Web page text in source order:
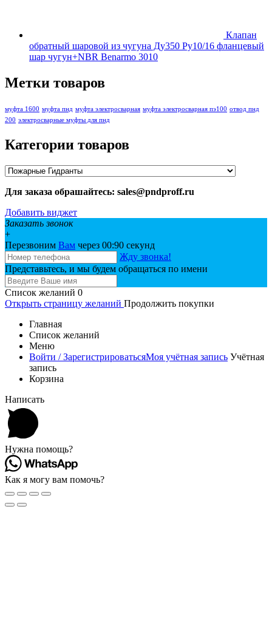
Клапан
обратный шаровой из чугуна Ду350 Ру10/16 фланцевый
шар чугун+NBR Benarmo 3010
Метки товаров
муфта 1600 муфта пнд муфта электросварная муфта электросварная пэ100 отвод пнд
200 электросварные муфты для пнд
Категории товаров
Для заказа обрашайтесь: sales@pndproff.ru
Добавить виджет
Заказать звонок
+
Перезвоним Вам через 00:90 секунд
Жду звонка!
Представьтесь, и мы будем обращаться по имени
Список желаний 0
Открыть страницу желаний Продолжить покупки
Главная
Список желаний
Меню
Войти / ЗарегистрироватьсяМоя учётная запись Учётная
запись
Корзина
Написать
Нужна помощь?
Как я могу вам помочь?